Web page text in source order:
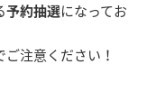
予約抽選になってお
注意ください！